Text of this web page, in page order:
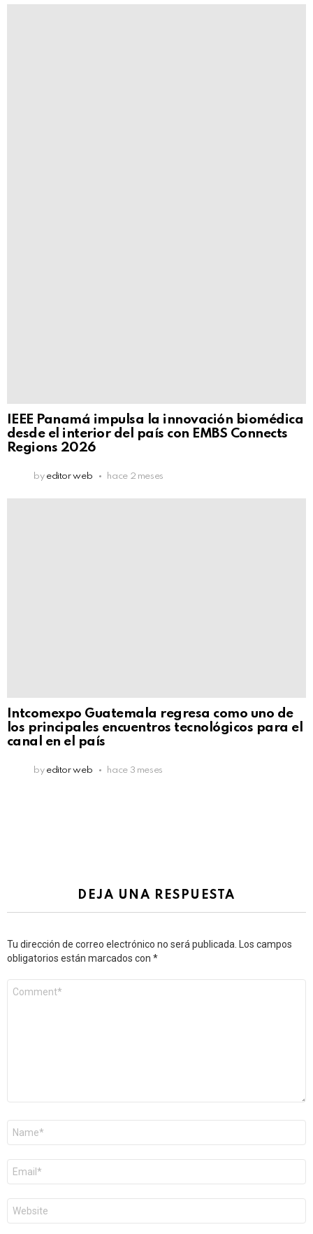
IEEE Panamá impulsa la innovación biomédica
desde el interior del país con EMBS Connects
Regions 2026
by editor web hace 2 meses
Intcomexpo Guatemala regresa como uno de
los principales encuentros tecnológicos para el
canal en el país
by editor web hace 3 meses
DEJA UNA RESPUESTA
Tu dirección de correo electrónico no será publicada.
Los campos
obligatorios están marcados con *
electrónico
*